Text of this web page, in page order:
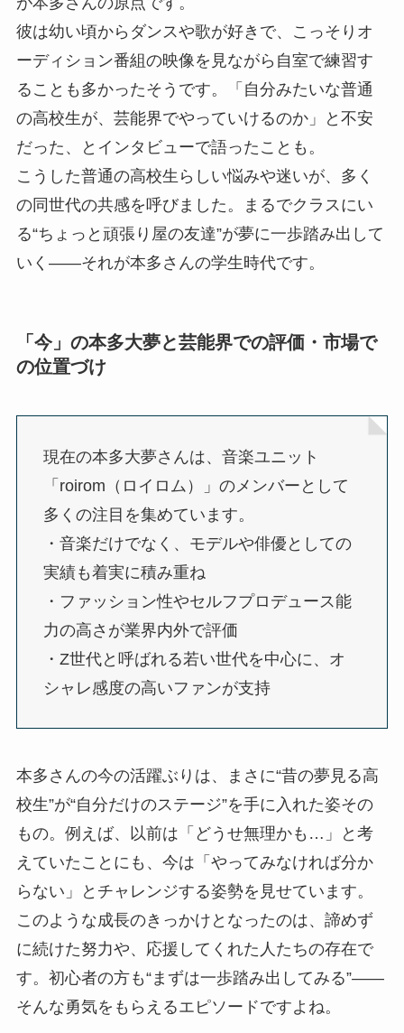
彼は幼い頃からダンスや歌が好きで、こっそりオ
ーディション番組の映像を見ながら自室で練習す
ることも多かったそうです。「自分みたいな普通
の高校生が、芸能界でやっていけるのか」と不安
だった、とインタビューで語ったことも。
こうした普通の高校生らしい悩みや迷いが、多く
の同世代の共感を呼びました。まるでクラスにい
る“ちょっと頑張り屋の友達”が夢に一歩踏み出して
いく――それが本多さんの学生時代です。
「今」の本多大夢と芸能界での評価・市場で
の位置づけ
現在の本多大夢さんは、音楽ユニット
「roirom（ロイロム）」のメンバーとして
多くの注目を集めています。
・音楽だけでなく、モデルや俳優としての
実績も着実に積み重ね
・ファッション性やセルフプロデュース能
力の高さが業界内外で評価
・Z世代と呼ばれる若い世代を中心に、オ
シャレ感度の高いファンが支持
本多さんの今の活躍ぶりは、まさに“昔の夢見る高
校生”が“自分だけのステージ”を手に入れた姿その
もの。例えば、以前は「どうせ無理かも…」と考
えていたことにも、今は「やってみなければ分か
らない」とチャレンジする姿勢を見せています。
このような成長のきっかけとなったのは、諦めず
に続けた努力や、応援してくれた人たちの存在で
す。初心者の方も“まずは一歩踏み出してみる”――
そんな勇気をもらえるエピソードですよね。